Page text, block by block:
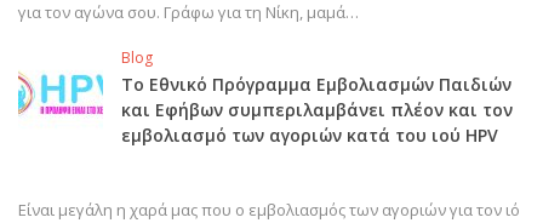
για τον αγώνα σου. Γράφω για τη Νίκη, μαμά…
Blog
Το Εθνικό Πρόγραμμα Εμβολιασμών Παιδιών
και Εφήβων συμπεριλαμβάνει πλέον και τον
εμβολιασμό των αγοριών κατά του ιού HPV
Είναι μεγάλη η χαρά μας που ο εμβολιασμός των αγοριών για τον ιό